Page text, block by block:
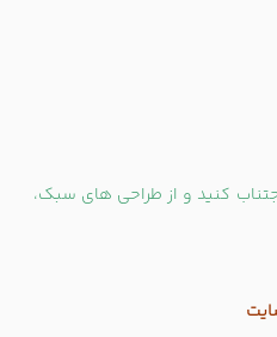
کنید و از طراحی های سبک،